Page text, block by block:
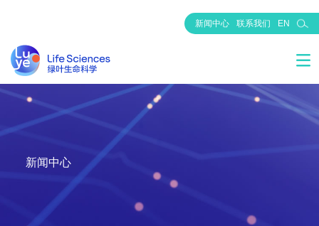
新闻中心 联系我们 EN
新闻中心